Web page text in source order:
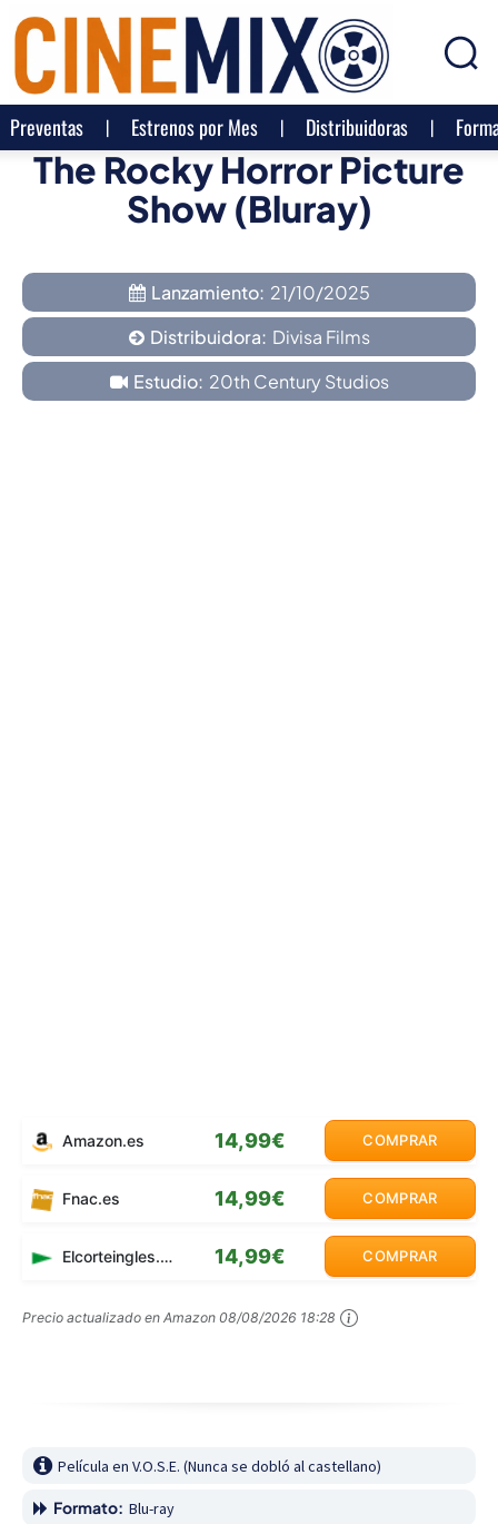
Preventas Estrenos por Mes Distribuidoras
The Rocky Horror Picture
Show (Bluray)
Lanzamiento: 21/10/2025
Distribuidora: Divisa Films
Estudio: 20th Century Studios
Amazon.es 14,99€ COMPRAR
Fnac.es 14,99€ COMPRAR
Elcorteingles.es 14,99€ COMPRAR
Precio actualizado en Amazon 08/08/2026 18:28
Película en V.O.S.E. (Nunca se dobló al castellano)
Formato: Blu-ray